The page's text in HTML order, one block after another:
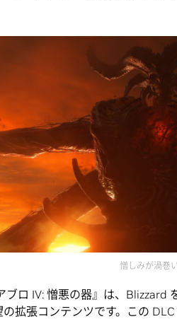
憎しみが渦巻
ブロ IV: 憎悪の器』は、Blizzard
の拡張コンテンツです。この